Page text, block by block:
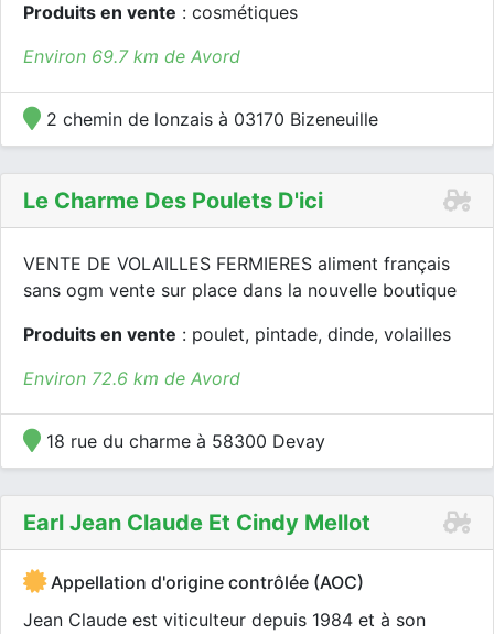
Produits en vente : cosmétiques
Environ 69.7 km de Avord
2 chemin de lonzais à 03170 Bizeneuille
Le Charme Des Poulets D'ici
VENTE DE VOLAILLES FERMIERES aliment français
sans ogm vente sur place dans la nouvelle boutique
Produits en vente : poulet, pintade, dinde, volailles
Environ 72.6 km de Avord
18 rue du charme à 58300 Devay
Earl Jean Claude Et Cindy Mellot
Appellation d'origine contrôlée (AOC)
Jean Claude est viticulteur depuis 1984 et à son